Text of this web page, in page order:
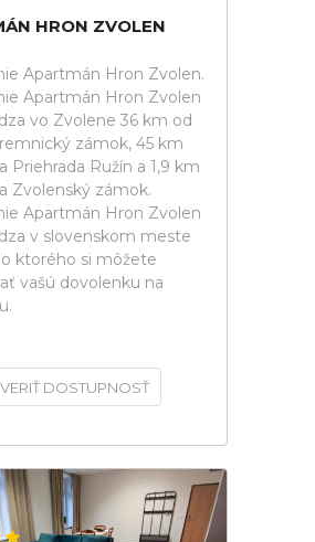
HRON ZVOLEN
Apartmán Hron Zvolen.
Apartmán Hron Zvolen
vo Zvolene 36 km od
zámok, 45 km
Priehrada Ružín a 1,9 km
Zvolenský zámok.
Apartmán Hron Zvolen
v slovenskom meste
ktorého si môžete
vašú dovolenku na
DOSTUPNOSŤ